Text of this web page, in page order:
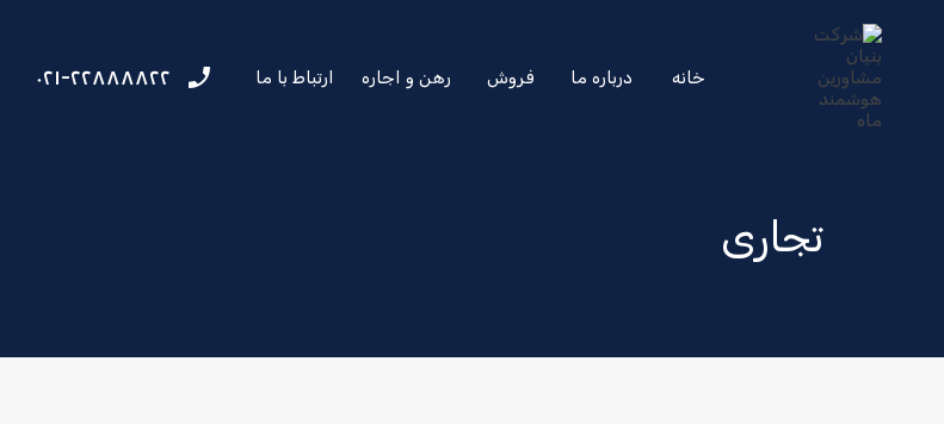
خانه درباره ما فروش رهن و اجاره ارتباط با ما ۰۲۱-۲۲۸۸۸۸۲۲
تجاری